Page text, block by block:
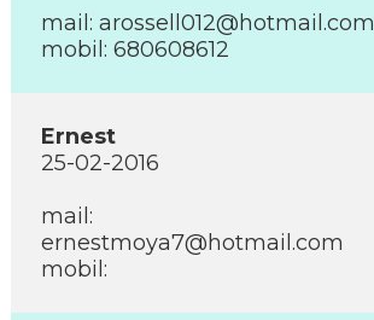
mail: arossell012@hotmail.com
mobil: 680608612
Ernest
25-02-2016
mail:
ernestmoya7@hotmail.com
mobil: